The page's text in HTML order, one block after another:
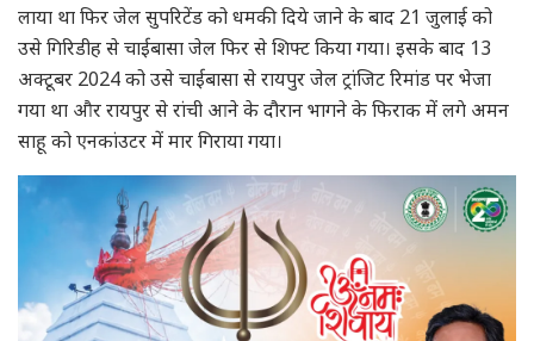
लाया था फिर जेल सुपरिटेंड को धमकी दिये जाने के बाद 21 जुलाई को
उसे गिरिडीह से चाईबासा जेल फिर से शिफ्ट किया गया। इसके बाद 13
अक्टूबर 2024 को उसे चाईबासा से रायपुर जेल ट्रांजिट रिमांड पर भेजा
गया था और रायपुर से रांची आने के दौरान भागने के फिराक में लगे अमन
साहू को एनकांउटर में मार गिराया गया।